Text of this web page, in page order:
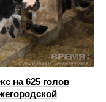
на 625 голов